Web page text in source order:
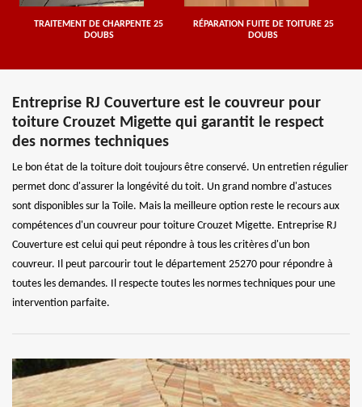
TRAITEMENT DE CHARPENTE 25
DOUBS
RÉPARATION FUITE DE TOITURE 25
DOUBS
Entreprise RJ Couverture est le couvreur pour
toiture Crouzet Migette qui garantit le respect
des normes techniques
Le bon état de la toiture doit toujours être conservé. Un entretien régulier
permet donc d'assurer la longévité du toit. Un grand nombre d'astuces
sont disponibles sur la Toile. Mais la meilleure option reste le recours aux
compétences d'un couvreur pour toiture Crouzet Migette. Entreprise RJ
Couverture est celui qui peut répondre à tous les critères d'un bon
couvreur. Il peut parcourir tout le département 25270 pour répondre à
toutes les demandes. Il respecte toutes les normes techniques pour une
intervention parfaite.